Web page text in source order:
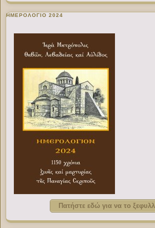
ΗΜΕΡΟΛΟΓΙΟ 2024
Πατήστε εδώ για να το